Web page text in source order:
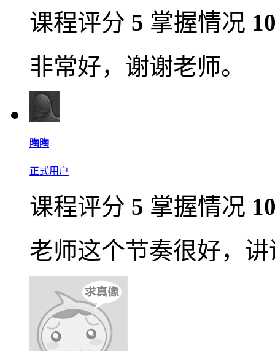
课程评分 5 掌握情况
非常好，谢谢老师。
陶陶
正式用户
课程评分 5 掌握情况
老师这个节奏很好，